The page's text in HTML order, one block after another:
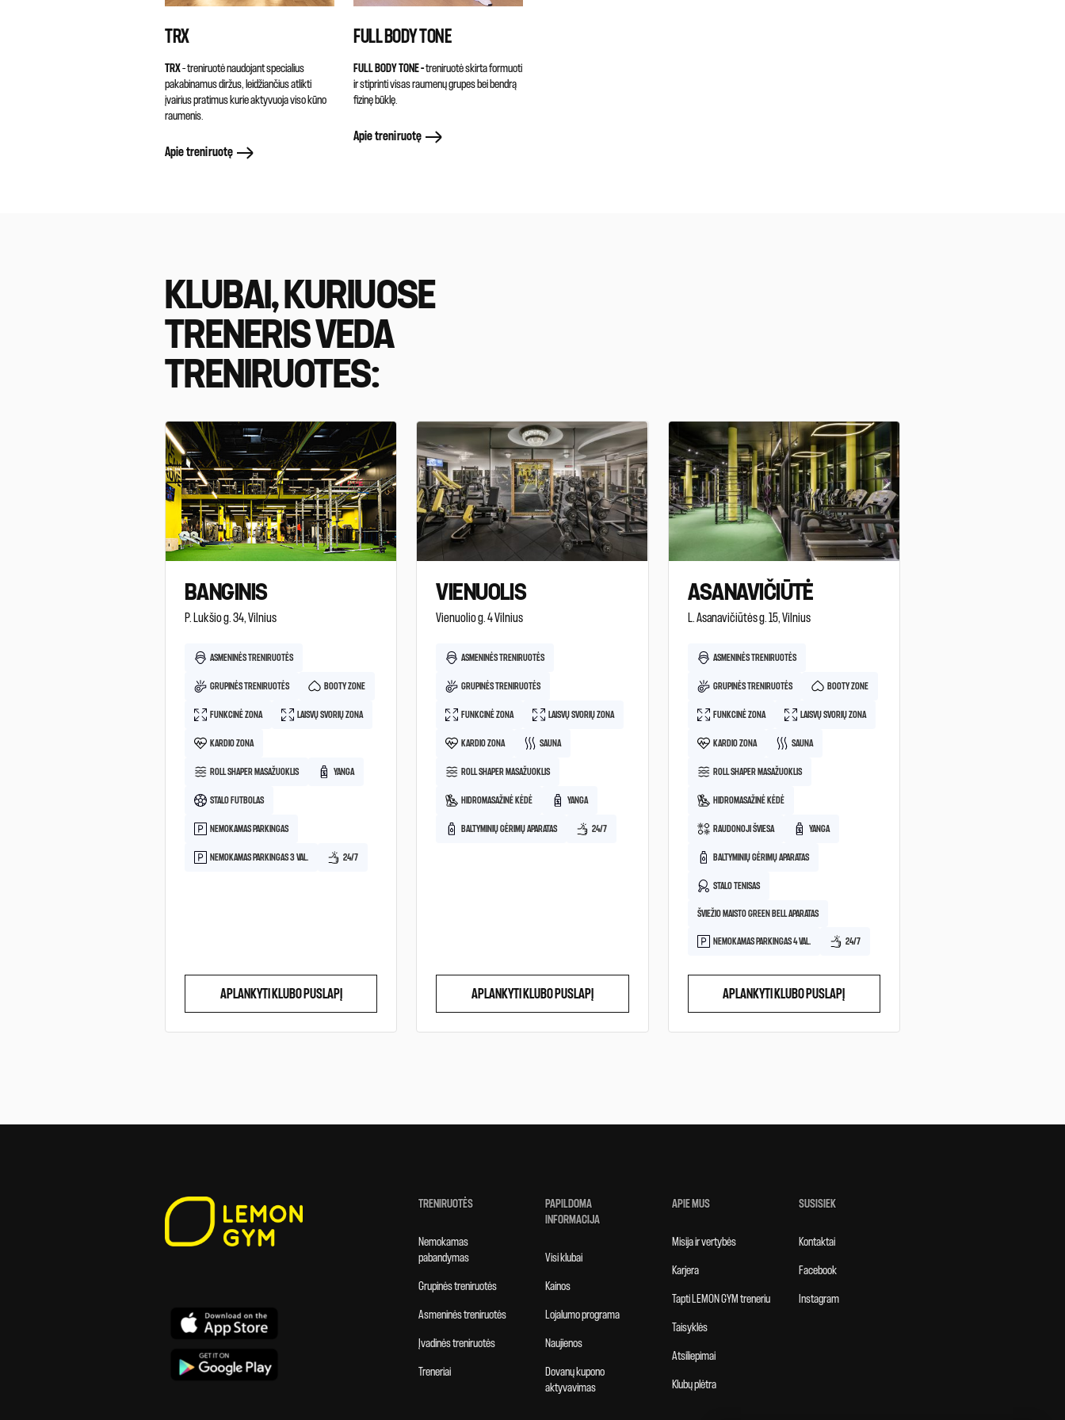
TRX
TRX– treniruotė naudojant specialius
pakabinamus diržus, leidžiančius atlikti
įvairius pratimus kurie aktyvuoja viso kūno
raumenis.
Apie treniruotę
FULL BODY TONE
FULL BODY TONE –treniruotė skirta formuoti
ir stiprinti visas raumenų grupes bei bendrą
fizinę būklę.
Apie treniruotę
KLUBAI, KURIUOSE
TRENERIS VEDA
TRENIRUOTES:
BANGINIS
P. Lukšio g. 34, Vilnius
ASMENINĖS TRENIRUOTĖS
GRUPINĖS TRENIRUOTĖS BOOTY ZONE
FUNKCINĖ ZONA LAISVŲ SVORIŲ ZONA
KARDIO ZONA
ROLL SHAPER MASAŽUOKLIS YANGA
STALO FUTBOLAS
NEMOKAMAS PARKINGAS
NEMOKAMAS PARKINGAS 3 VAL. 24/7
APLANKYTI KLUBO PUSLAPĮ
VIENUOLIS
Vienuolio g. 4 Vilnius
ASMENINĖS TRENIRUOTĖS
GRUPINĖS TRENIRUOTĖS
FUNKCINĖ ZONA LAISVŲ SVORIŲ ZONA
KARDIO ZONA SAUNA
ROLL SHAPER MASAŽUOKLIS
HIDROMASAŽINĖ KĖDĖ YANGA
BALTYMINIŲ GĖRIMŲ APARATAS 24/7
APLANKYTI KLUBO PUSLAPĮ
ASANAVIČIŪTĖ
L. Asanavičiūtės g. 15, Vilnius
ASMENINĖS TRENIRUOTĖS
GRUPINĖS TRENIRUOTĖS BOOTY ZONE
FUNKCINĖ ZONA LAISVŲ SVORIŲ ZONA
KARDIO ZONA SAUNA
ROLL SHAPER MASAŽUOKLIS
HIDROMASAŽINĖ KĖDĖ
RAUDONOJI ŠVIESA YANGA
BALTYMINIŲ GĖRIMŲ APARATAS
STALO TENISAS
ŠVIEŽIO MAISTO GREEN BELL APARATAS
NEMOKAMAS PARKINGAS 4 VAL. 24/7
APLANKYTI KLUBO PUSLAPĮ
TRENIRUOTĖS
Nemokamas
pabandymas
Grupinės treniruotės
Asmeninės treniruotės
Įvadinės treniruotės
Treneriai
PAPILDOMA
INFORMACIJA
Visi klubai
Kainos
Lojalumo programa
Naujienos
Dovanų kupono
aktyvavimas
APIE MUS
Misija ir vertybės
Karjera
Tapti LEMON GYM treneriu
Taisyklės
Atsiliepimai
Klubų plėtra
SUSISIEK
Kontaktai
Facebook
Instagram